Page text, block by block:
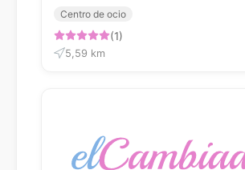
Centro de ocio
(1)
5,59 km